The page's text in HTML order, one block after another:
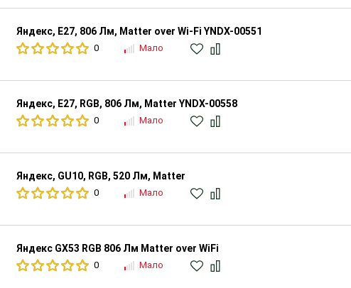
Яндекс, Е27, 806 Лм, Matter over Wi-Fi YNDX-00551
0 Мало
Яндекс, Е27, RGB, 806 Лм, Matter YNDX-00558
0 Мало
Яндекс, GU10, RGB, 520 Лм, Matter
0 Мало
Яндекс GX53 RGB 806 Лм Matter over WiFi
0 Мало